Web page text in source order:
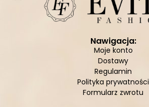
Nawigacja:
Moje konto
Dostawy
Regulamin
Polityka prywatności
Formularz zwrotu